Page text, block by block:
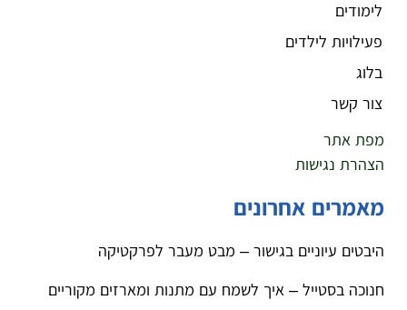
לימודים
פעילויות לילדים
בלוג
צור קשר
מפת אתר
הצהרת נגישות
מאמרים אחרונים
היבטים עיוניים בגישור – מבט מעבר לפרקטיקה
חנוכה בסטייל – איך לשמח עם מתנות ומארזים מקוריים